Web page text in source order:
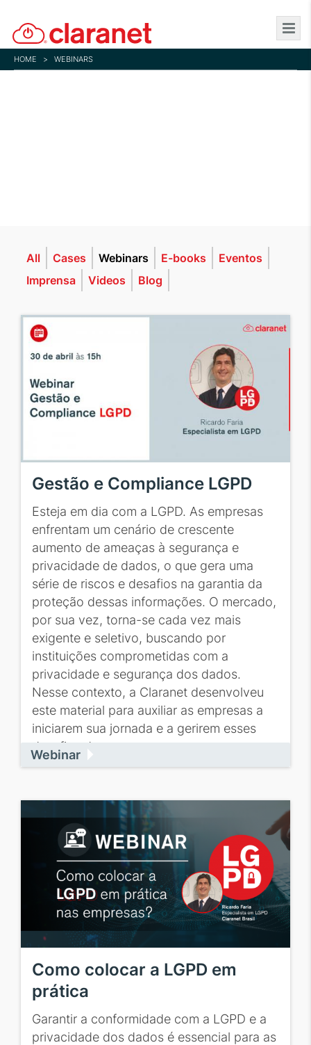
to
main
content
HOME > WEBINARS
All Cases Webinars E-books
Eventos
Imprensa
Videos Blog
Gestão e Compliance LGPD
Esteja em dia com a LGPD. As empresas
enfrentam um cenário de crescente
aumento de ameaças à segurança e
privacidade de dados, o que gera uma
série de riscos e desafios na garantia da
proteção dessas informações. O mercado,
por sua vez, torna-se cada vez mais
exigente e seletivo, buscando por
instituições comprometidas com a
privacidade e segurança dos dados.
Nesse contexto, a Claranet desenvolveu
este material para auxiliar as empresas a
iniciarem sua jornada e a gerirem esses
desafios de...
Webinar
Como colocar a LGPD em
prática
Garantir a conformidade com a LGPD e a
privacidade dos dados é essencial para as